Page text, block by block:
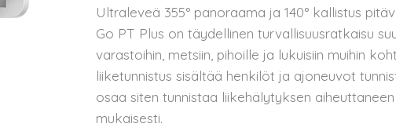
Ultraleveä 355° panoraama ja 140° kallistus
Go PT Plus on täydellinen turvallisuusratkaisu
varastoihin, metsiin, pihoille ja lukuisiin muihin
liiketunnistus sisältää henkilöt ja ajoneuvot
osaa siten tunnistaa liikehälytyksen
mukaisesti.